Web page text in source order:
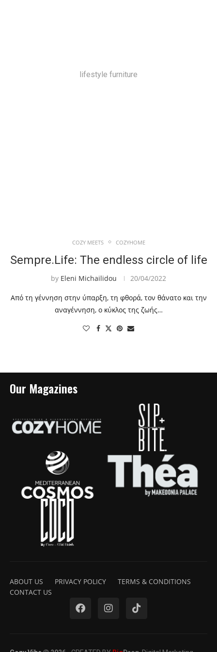
lifestyle furniture
COZY MEETS COZYHOME
Sempre.Life: The endless circle of life
by Eleni Michailidou 20/04/2022
Από τη γέννηση στην ύπαρξη, τη φθορά, τον θάνατο και την
αναγέννηση, ο κύκλος της ζωής…
Our Magazines
ABOUT US PRIVACY POLICY
TERMS & CONDITIONS
CONTACT US